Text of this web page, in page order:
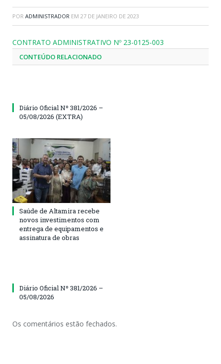
POR ADMINISTRADOR EM 27 DE JANEIRO DE 2023
CONTRATO ADMINISTRATIVO Nº 23-0125-003
CONTEÚDO RELACIONADO
Diário Oficial Nº 381/2026 –
05/08/2026 (EXTRA)
Saúde de Altamira recebe
novos investimentos com
entrega de equipamentos e
assinatura de obras
Diário Oficial Nº 381/2026 –
05/08/2026
Os comentários estão fechados.